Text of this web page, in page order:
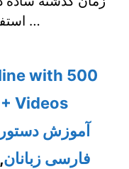
استفاده می شود که در …
with 500
Videos
آموزش
فارسی زبانان,